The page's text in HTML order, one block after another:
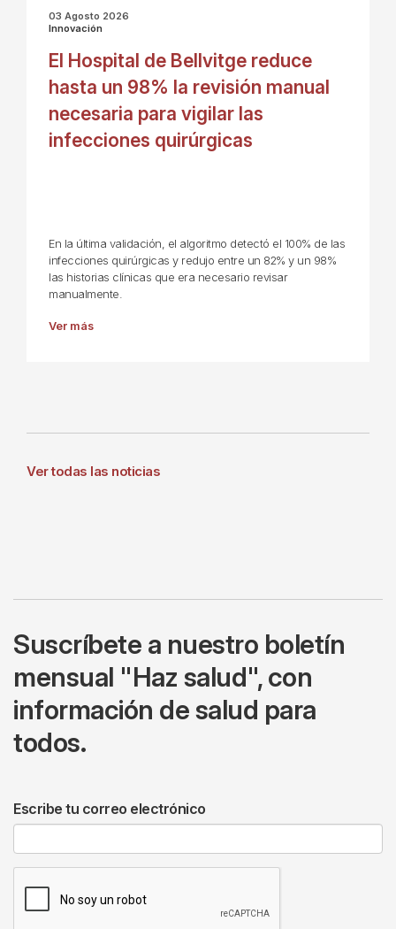
03 Agosto 2026
Innovación
El Hospital de Bellvitge reduce
hasta un 98% la revisión manual
necesaria para vigilar las
infecciones quirúrgicas
En la última validación, el algoritmo detectó el 100% de las
infecciones quirúrgicas y redujo entre un 82% y un 98%
las historias clínicas que era necesario revisar
manualmente.
Ver más
Ver todas las noticias
Suscríbete a nuestro boletín
mensual "Haz salud", con
información de salud para
todos.
Escribe tu correo electrónico